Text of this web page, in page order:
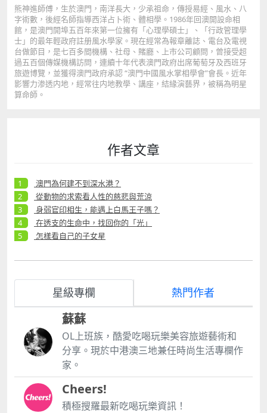
熊神進師傅，生於澳門，南洋長大，少承祖命，傳授易經、風水、八
字術數，後經名師指導西洋占卜術、體相學。1986年回澳開設命相
館，是澳門開埠五百年來第一位擁有「心理學碩士」、「行政管理學
士」的最年輕政府註册風水學家。現在經常為報章離誌、電台及電視
台做節目，是七百多間機構、社母、賭廳、上市公司顧問，曾接受超
過五百個傳媒機構訪問，連續十年代表澳門政府出席葡萄牙及西班牙
旅遊博覽，並獲得澳門政府承認 “澳門中國風水掌相學會”會長。近年
影響力渗透内地，經常往内地教學、講座，結緣演藝界，被稱為明星
算命師。
作者文章
澳門為何建不到深水港？
從動物的求索看人性的慈悲與荒涼
身弱官印相生，能遇上白馬王子嗎？
在透支的生命中，找回你的「光」
怎樣看自己的子女星
星級專欄 熱門作者
蘇蘇
OL上班族，酷愛吃喝玩樂美容旅遊藝術和
分享。現於中港澳三地兼任時尚生活專欄作
家。
Cheers!
積極搜羅最新吃喝玩樂資訊！